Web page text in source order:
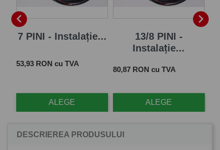

7 PINI - Instalație...
Pret
53,93 RON cu TVA
ALEGE
13/8 PINI -
Instalație...
Pret
80,87 RON cu TVA
ALEGE

DESCRIEREA PRODUSULUI